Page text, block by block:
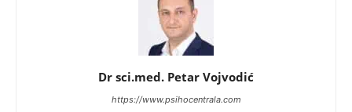
Dr sci.med. Petar Vojvodić
https://www.psihocentrala.com